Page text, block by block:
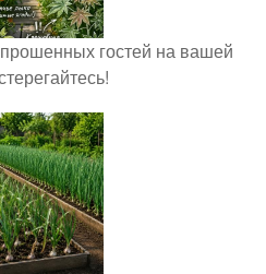
гостей на вашей